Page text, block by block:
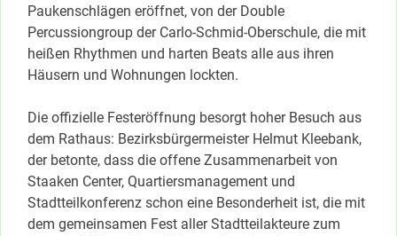
Paukenschlägen eröffnet, von der Double
Percussiongroup der Carlo-Schmid-Oberschule, die mit
heißen Rhythmen und harten Beats alle aus ihren
Häusern und Wohnungen lockten.
Die offizielle Festeröffnung besorgt hoher Besuch aus
dem Rathaus: Bezirksbürgermeister Helmut Kleebank,
der betonte, dass die offene Zusammenarbeit von
Staaken Center, Quartiersmanagement und
Stadtteilkonferenz schon eine Besonderheit ist, die mit
dem gemeinsamen Fest aller Stadtteilakteure zum